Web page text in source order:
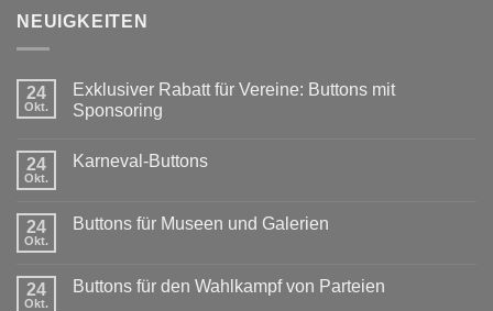
NEUIGKEITEN
24
Okt.
Exklusiver Rabatt für Vereine: Buttons mit
Sponsoring
zu
Vereine:
Buttons
24
Okt.
Karneval-Buttons
Karneval-
24
Okt.
Buttons für Museen und Galerien
Buttons
24
Okt.
Buttons für den Wahlkampf von Parteien